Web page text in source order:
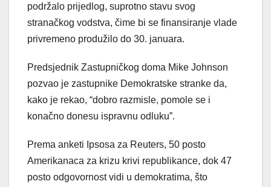
podržalo prijedlog, suprotno stavu svog
stranačkog vodstva, čime bi se finansiranje vlade
privremeno produžilo do 30. januara.
Predsjednik Zastupničkog doma Mike Johnson
pozvao je zastupnike Demokratske stranke da,
kako je rekao, “dobro razmisle, pomole se i
konačno donesu ispravnu odluku”.
Prema anketi Ipsosa za Reuters, 50 posto
Amerikanaca za krizu krivi republikance, dok 47
posto odgovornost vidi u demokratima, što